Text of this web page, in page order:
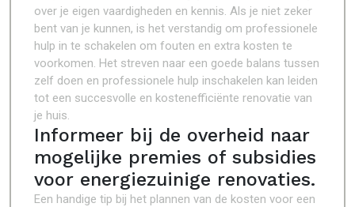
over je eigen vaardigheden en kennis. Als je niet zeker
bent van je kunnen, is het verstandig om professionele
hulp in te schakelen om fouten en extra kosten te
voorkomen. Het streven naar een goede balans tussen
zelf doen en professionele hulp inschakelen kan leiden
tot een succesvolle en kostenefficiënte renovatie van
je huis.
Informeer bij de overheid naar
mogelijke premies of subsidies
voor energiezuinige renovaties.
Een handige tip bij het plannen van de kosten voor een